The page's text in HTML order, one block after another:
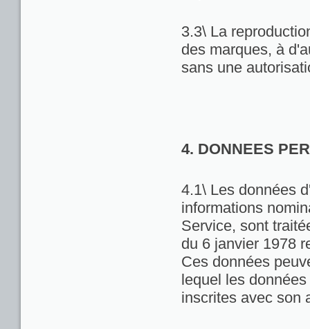
3.3\ La
des marques, à
sans une
4. DONNEES
4.1\ Les données
informations
Service, sont
du 6 janvier 1978
Ces données
lequel les
inscrites avec son